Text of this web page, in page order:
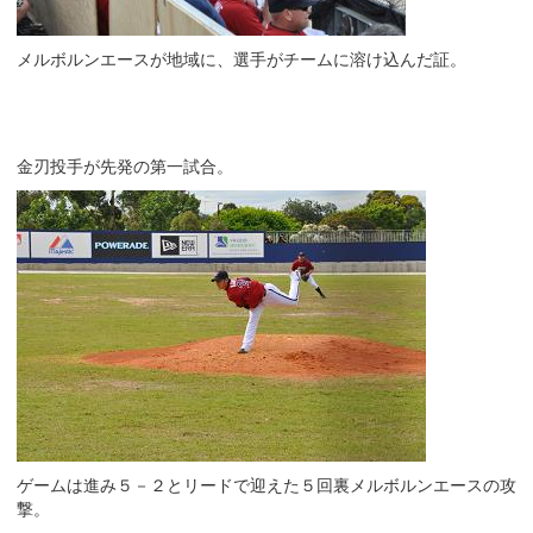
メルボルンエースが地域に、選手がチームに溶け込んだ証。
金刃投手が先発の第一試合。
ゲームは進み５－２とリードで迎えた５回裏メルボルンエースの攻
撃。